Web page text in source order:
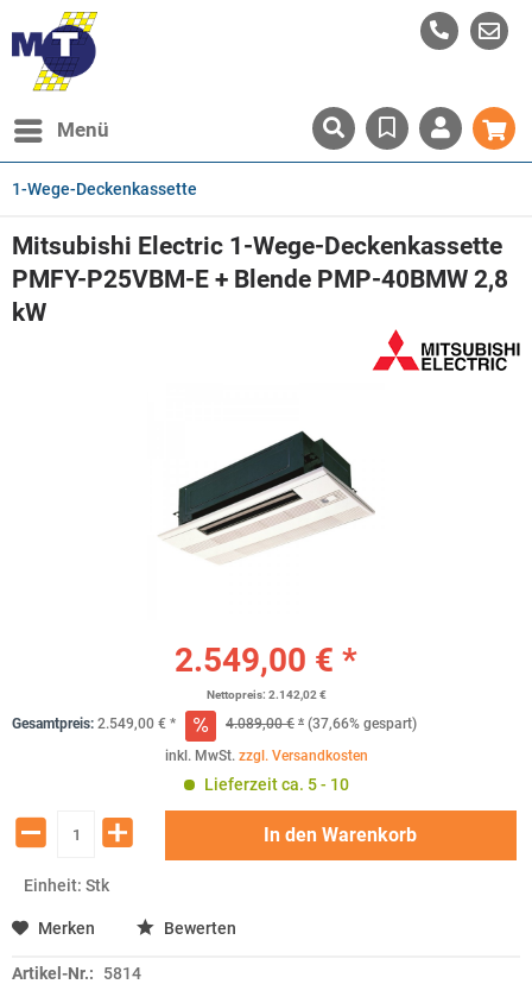
Menü
1-Wege-Deckenkassette
Mitsubishi Electric 1-Wege-Deckenkassette
PMFY-P25VBM-E + Blende PMP-40BMW 2,8
kW
2.549,00 € *
Nettopreis: 2.142,02 €
Gesamtpreis: 2.549,00 € * 4.089,00€ * (37,66% gespart)
inkl. MwSt. zzgl. Versandkosten
Lieferzeit ca. 5 - 10
Einheit: Stk
In den Warenkorb
Merken Bewerten
Artikel-Nr.: 5814